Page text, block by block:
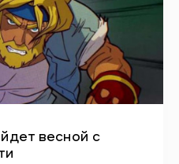
весной с